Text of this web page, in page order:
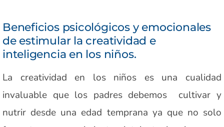
Beneficios psicológicos y emocionales
de estimular la creatividad e
inteligencia en los niños.
La creatividad en los niños es una cualidad
invaluable que los padres debemos cultivar y
nutrir desde una edad temprana ya que no solo